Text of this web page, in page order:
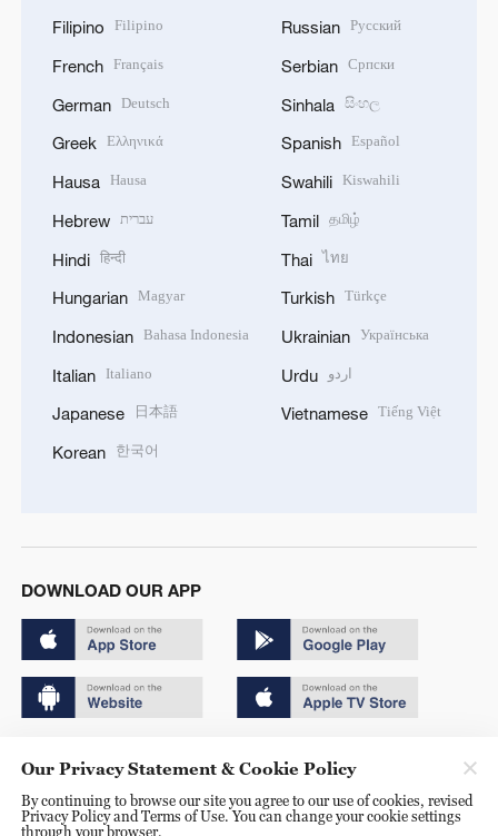
Filipino Filipino
French Français
German Deutsch
Greek Ελληνικά
Hausa Hausa
Hebrew עברית
Hindi हिन्दी
Hungarian Magyar
Indonesian Bahasa Indonesia
Italian Italiano
Japanese 日本語
Korean 한국어
Russian Русский
Serbian Српски
Sinhala සිංහල
Spanish Español
Swahili Kiswahili
Tamil தமிழ்
Thai ไทย
Turkish Türkçe
Ukrainian Українська
Urdu اردو
Vietnamese Tiếng Việt
DOWNLOAD OUR APP
京ICP备20000184号
京公网安备 11010502050052号
Our Privacy Statement & Cookie Policy
By continuing to browse our site you agree to our use of cookies, revised
Privacy Policy and Terms of Use. You can change your cookie settings
through your browser.